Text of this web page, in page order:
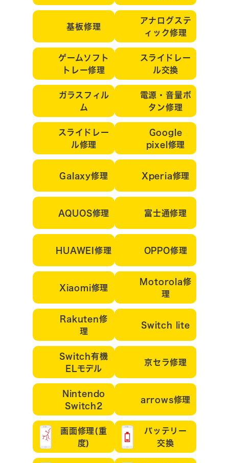
基板修理
アナログステ
ィック修理
ゲームソフト
トレー修理
スライドレー
ル交換
ガラスフィル
ム
電源・音量ボ
タン修理
スライドレー
ル修理
Google
pixel修理
Galaxy修理 Xperia修理
AQUOS修理 富士通修理
HUAWEI修理 OPPO修理
Xiaomi修理
Motorola修
理
Rakuten修
理
Switch lite
Switch有機
ELモデル
京セラ修理
Nintendo
Switch2
arrows修理
画面修理(重
度)
バッテリー
交換